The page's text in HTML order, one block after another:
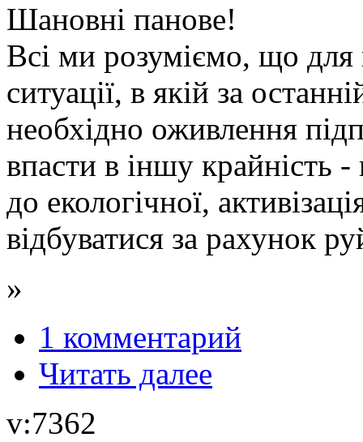
Шановні панове!
Всі ми розуміємо, що для
ситуації, в якій за
необхідно оживлення
впасти в іншу крайність
до екологічної,
відбуватися за рахунок
»
1 комментарий
Читать далее
v:7362